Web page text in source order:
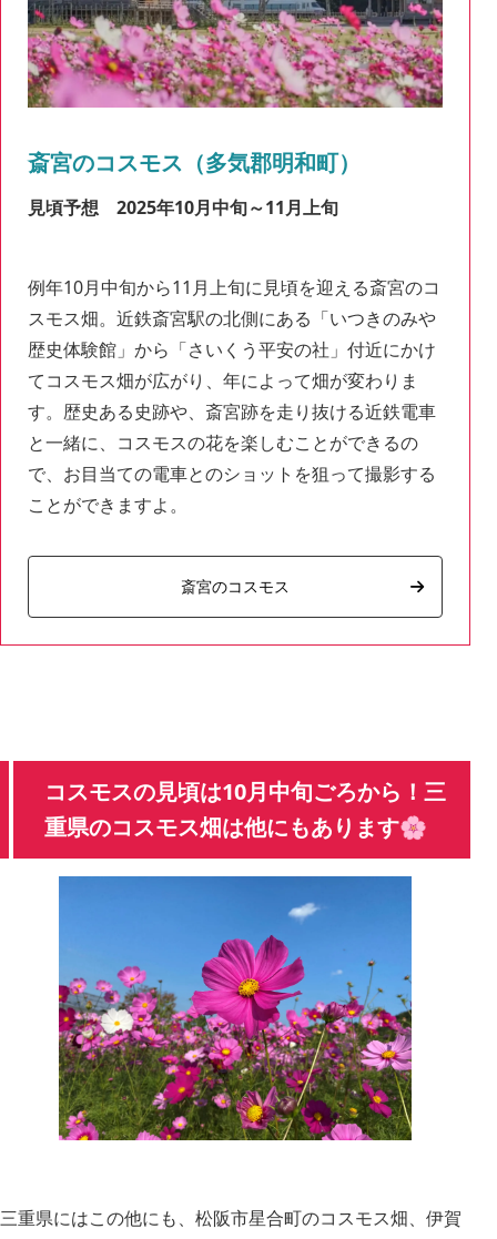
斎宮のコスモス（多気郡明和町）
見頃予想 2025年10月中旬～11月上旬
例年10月中旬から11月上旬に見頃を迎える斎宮のコ
スモス畑。近鉄斎宮駅の北側にある「いつきのみや
歴史体験館」から「さいくう平安の社」付近にかけ
てコスモス畑が広がり、年によって畑が変わりま
す。歴史ある史跡や、斎宮跡を走り抜ける近鉄電車
と一緒に、コスモスの花を楽しむことができるの
で、お目当ての電車とのショットを狙って撮影する
ことができますよ。
斎宮のコスモス
コスモスの見頃は10月中旬ごろから！三
重県のコスモス畑は他にもあります🌸
三重県にはこの他にも、松阪市星合町のコスモス畑、伊賀